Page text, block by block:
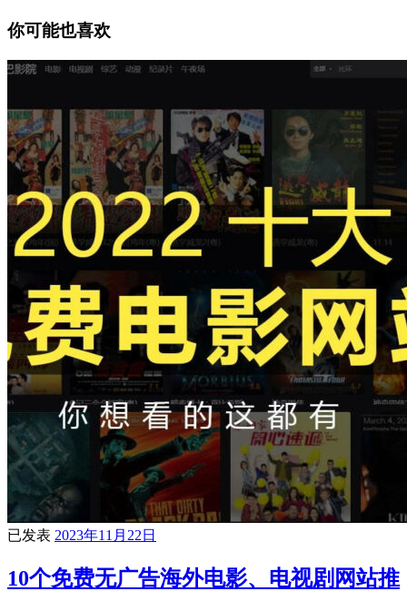
你可能也喜欢
已发表 2023年11月22日
10个免费无广告海外电影、电视剧网站推